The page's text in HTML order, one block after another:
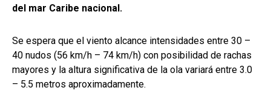
del mar Caribe nacional.
Se espera que el viento alcance intensidades entre 30 –
40 nudos (56 km/h – 74 km/h) con posibilidad de rachas
mayores y la altura significativa de la ola variará entre 3.0
– 5.5 metros aproximadamente.